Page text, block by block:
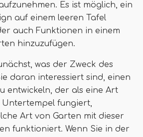
Es ist möglich, ein
auf einem leeren Tafel
auch Funktionen in einem
hinzuzufügen.
was der Zweck des
daran interessiert sind, einen
entwickeln, der als eine Art
fungiert,
Art von Garten mit dieser
funktioniert. Wenn Sie in der